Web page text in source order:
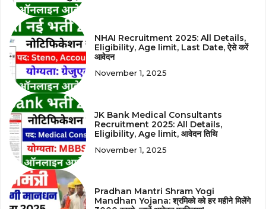
NHAI Recruitment 2025: All Details,
Eligibility, Age limit, Last Date, ऐसे करें
आवेदन
November 1, 2025
JK Bank Medical Consultants
Recruitment 2025: All Details,
Eligibility, Age limit, आवेदन तिथि
November 1, 2025
Pradhan Mantri Shram Yogi
Mandhan Yojana: श्रमिको को हर महीने मिलेंगे